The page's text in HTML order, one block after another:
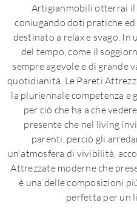
Artigianmobili otterrai il
coniugando doti pratiche ed
destinato a relax e svago.
del tempo, come il
sempre agevole e di grande
quotidianità. Le Pareti
la pluriennale competenza e
per ciò che ha a che
presente che nel living
parenti, perciò gli
un'atmosfera di vivibilità,
Attrezzate moderne che
è una delle composizioni
perfetta per un